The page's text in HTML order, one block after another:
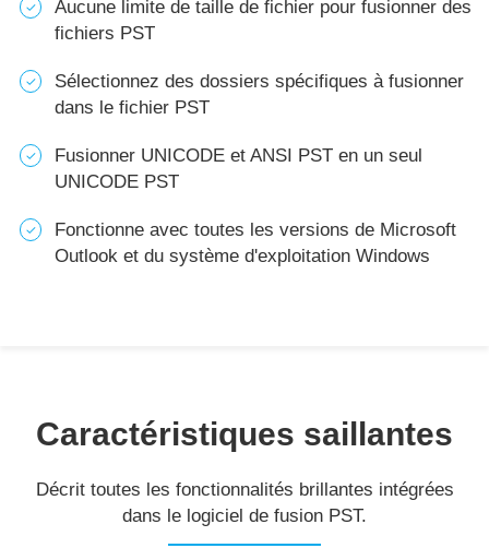
Aucune limite de taille de fichier pour fusionner des
fichiers PST
Sélectionnez des dossiers spécifiques à fusionner
dans le fichier PST
Fusionner UNICODE et ANSI PST en un seul
UNICODE PST
Fonctionne avec toutes les versions de Microsoft
Outlook et du système d'exploitation Windows
Caractéristiques saillantes
Décrit toutes les fonctionnalités brillantes intégrées
dans le logiciel de fusion PST.